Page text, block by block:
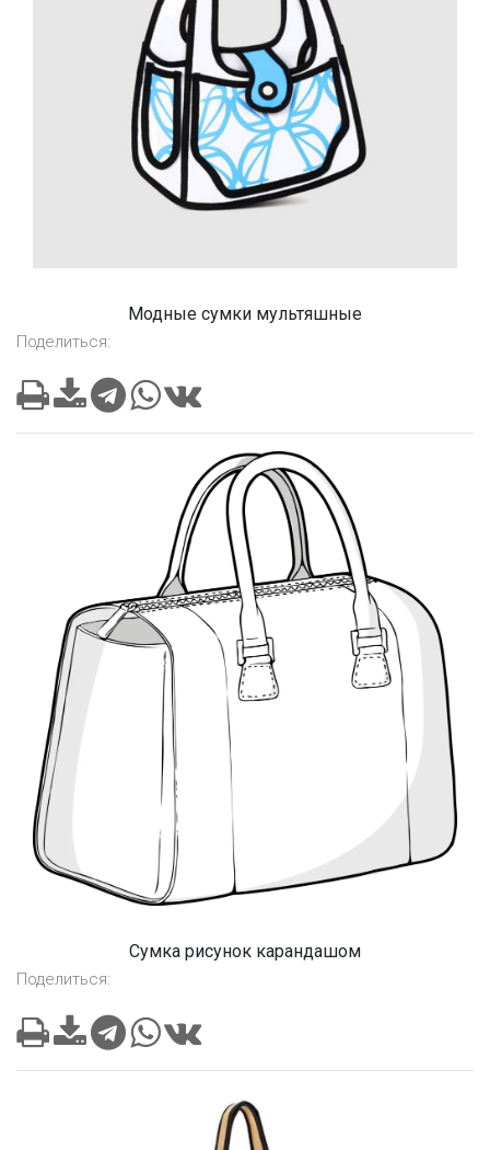
Модные сумки мультяшные
Поделиться:
Сумка рисунок карандашом
Поделиться: